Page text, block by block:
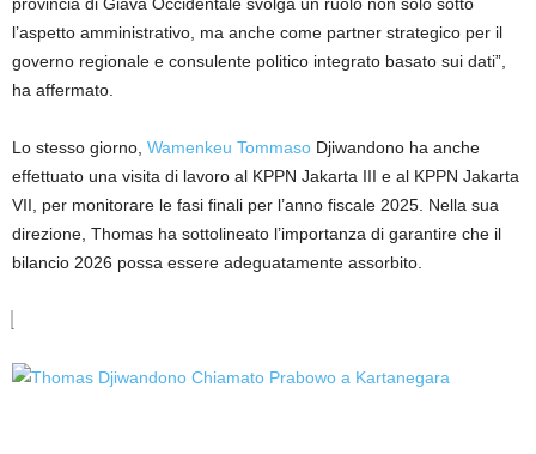
l’aspetto amministrativo, ma anche come partner strategico per il
governo regionale e consulente politico integrato basato sui dati”,
ha affermato.
Lo stesso giorno, Wamenkeu Tommaso Djiwandono ha anche
effettuato una visita di lavoro al KPPN Jakarta III e al KPPN Jakarta
VII, per monitorare le fasi finali per l’anno fiscale 2025. Nella sua
direzione, Thomas ha sottolineato l’importanza di garantire che il
bilancio 2026 possa essere adeguatamente assorbito.